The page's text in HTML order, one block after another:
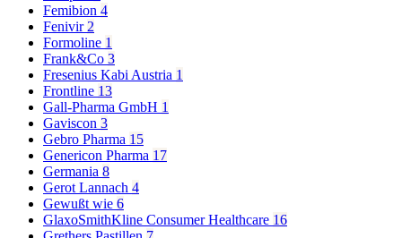
Femibion 4
Fenivir2
Formoline 1
Frank&Co 3
Fresenius Kabi Austria 1
Frontline 13
Gall-Pharma GmbH 1
Gaviscon 3
Gebro Pharma 15
Genericon Pharma 17
Germania 8
Gerot Lannach 4
Gewußt wie 6
GlaxoSmithKline Consumer Healthcare 16